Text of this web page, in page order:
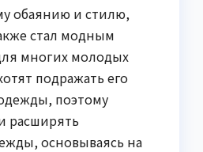
обаянию и стилю,
стал модным
многих молодых
подражать его
поэтому
расширять
основываясь на